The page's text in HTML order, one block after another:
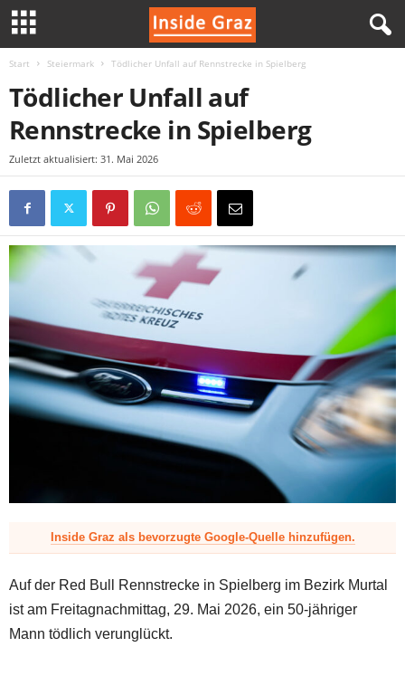
Start Steiermark Tödlicher Unfall auf Rennstrecke in Spielberg
Tödlicher Unfall auf
Rennstrecke in Spielberg
Zuletzt aktualisiert: 31. Mai 2026
Inside Graz als bevorzugte Google-Quelle hinzufügen.
Auf der Red Bull Rennstrecke in Spielberg im Bezirk Murtal
ist am Freitagnachmittag, 29. Mai 2026, ein 50-jähriger
Mann tödlich verunglückt.